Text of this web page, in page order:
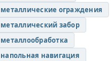
металлические ограждения
металлический забор
металлообработка
напольная навигация